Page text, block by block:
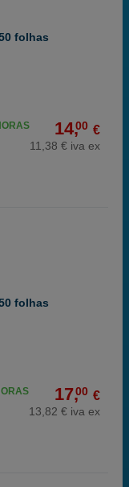
folhas
14,00 €
11,38 € iva ex
folhas
17,00 €
13,82 € iva ex